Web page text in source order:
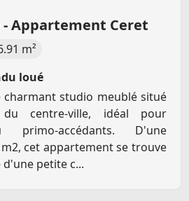
- Appartement Ceret
m²
loué
charmant studio meublé situé
centre-ville, idéal pour
primo-accédants. D'une
cet appartement se trouve
d'une petite c...